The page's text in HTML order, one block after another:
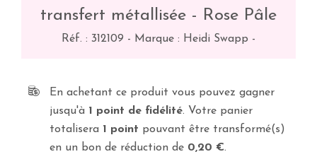
transfert métallisée - Rose Pâle
Réf. : 312109 - Marque : Heidi Swapp -
En achetant ce produit vous pouvez gagner
jusqu'à 1 point de fidélité. Votre panier
totalisera 1 point pouvant être transformé(s)
en un bon de réduction de 0,20 €.